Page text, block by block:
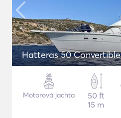
Hatteras 50 Convertible
Motorová jachta
50 ft
15 m